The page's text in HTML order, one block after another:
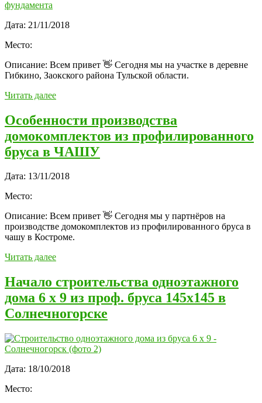
Дата: 21/11/2018
Место:
Описание: Всем привет 👋 Сегодня мы на участке в деревне
Гибкино, Заокского района Тульской области.
Читать далее
Особенности производства
домокомплектов из профилированного
бруса в ЧАШУ
Дата: 13/11/2018
Место:
Описание: Всем привет 👋 Сегодня мы у партнёров на
производстве домокомплектов из профилированного бруса в
чашу в Костроме.
Читать далее
Начало строительства одноэтажного
дома 6 х 9 из проф. бруса 145х145 в
Солнечногорске
Дата: 18/10/2018
Место: